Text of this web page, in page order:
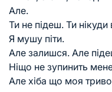
Але.
Ти не підеш. Ти
Я мушу піти.
Але залишся. Але
Ніщо не зупинить
Але хіба що моя